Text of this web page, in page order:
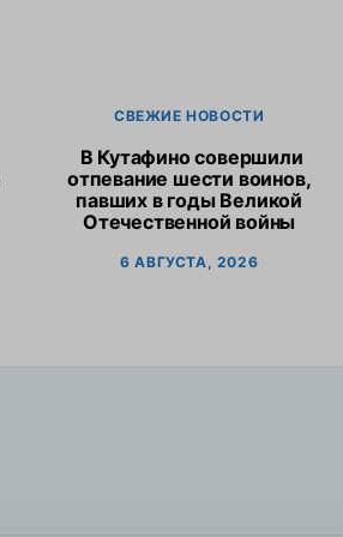
СВЕЖИЕ НОВОСТИ
В Кутафино совершили
отпевание шести воинов,
павших в годы Великой
Отечественной войны
6 АВГУСТА, 2026